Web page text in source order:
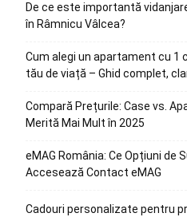
De ce este importantă
în Râmnicu Vâlcea?
Cum alegi un apartament cu 1
tău de viață – Ghid complet,
Compară Prețurile: Case vs.
Merită Mai Mult în 2025
eMAG România: Ce Opțiuni de
Accesează Contact eMAG
Cadouri personalizate pentru